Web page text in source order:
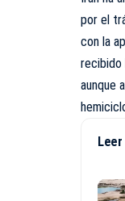
por el
con la
recibido
aunque
Leer